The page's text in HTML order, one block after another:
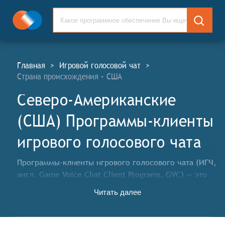
Главная > Игровой голосовой чат >
Страна происхождения - США
Северо-Американские
(США) Программы-клиенты
игрового голосового чата
Программы-клиенты игрового голосового чата (ИГЧ,
англ. Game Voice Chat Client Programs, GVC) — это
друг с другом по голосовому каналу во время игры.
Читать далее